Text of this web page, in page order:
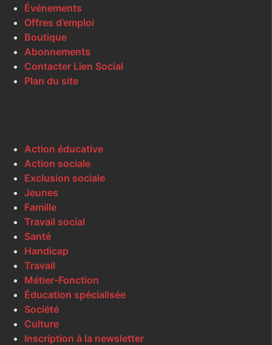
Événements
Offres d’emploi
Boutique
Abonnements
Contacter Lien Social
Plan du site
Action éducative
Action sociale
Exclusion sociale
Jeunes
Famille
Travail social
Santé
Handicap
Travail
Métier-Fonction
Éducation spécialisée
Société
Culture
Inscription à la newsletter